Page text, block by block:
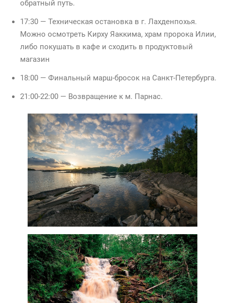
обратный путь.
17:30 — Техническая остановка в г. Лахденпохья.
Можно осмотреть Кирху Яаккима, храм пророка Илии,
либо покушать в кафе и сходить в продуктовый
магазин
18:00 — Финальный марш-бросок на Санкт-Петербурга.
21:00-22:00 — Возвращение к м. Парнас.